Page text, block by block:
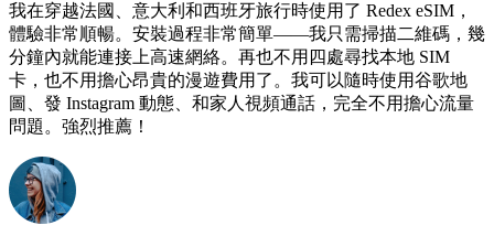
我在穿越法國、意大利和西班牙旅行時使用了 Redex eSIM，
體驗非常順暢。安裝過程非常簡單——我只需掃描二維碼，幾
分鐘內就能連接上高速網絡。再也不用四處尋找本地 SIM
卡，也不用擔心昂貴的漫遊費用了。我可以隨時使用谷歌地
圖、發 Instagram 動態、和家人視頻通話，完全不用擔心流量
問題。強烈推薦！